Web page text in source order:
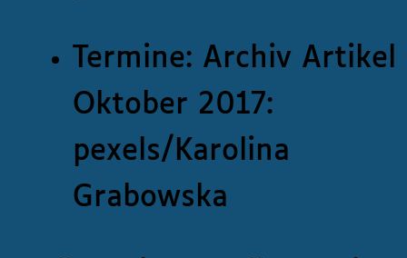
Termine: Archiv Artikel
Oktober 2017:
pexels/Karolina
Grabowska